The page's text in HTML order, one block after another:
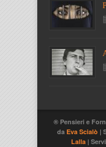
® Pensieri e
da Eva Scialò |
Lalla |